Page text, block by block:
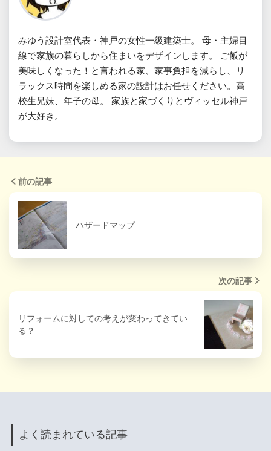
みゆう設計室代表・神戸の女性一級建築士。 母・主婦目
線で家族の暮らしから住まいをデザインします。 ご飯が
美味しくなった！と言われる家、家事負担を減らし、リ
ラックス時間を楽しめる家の設計はお任せください。高
校生兄妹、年子の母。 家族と家づくりとヴィッセル神戸
が大好き。
前の記事
ハザードマップ
次の記事
リフォームに対しての考えが変わってきてい
る？
よく読まれている記事